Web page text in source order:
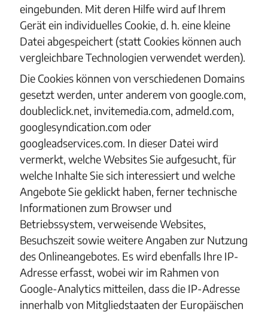
eingebunden. Mit deren Hilfe wird auf Ihrem
Gerät ein individuelles Cookie, d. h. eine kleine
Datei abgespeichert (statt Cookies können auch
vergleichbare Technologien verwendet werden).
Die Cookies können von verschiedenen Domains
gesetzt werden, unter anderem von google.com,
doubleclick.net, invitemedia.com, admeld.com,
googlesyndication.com oder
googleadservices.com. In dieser Datei wird
vermerkt, welche Websites Sie aufgesucht, für
welche Inhalte Sie sich interessiert und welche
Angebote Sie geklickt haben, ferner technische
Informationen zum Browser und
Betriebssystem, verweisende Websites,
Besuchszeit sowie weitere Angaben zur Nutzung
des Onlineangebotes. Es wird ebenfalls Ihre IP-
Adresse erfasst, wobei wir im Rahmen von
Google-Analytics mitteilen, dass die IP-Adresse
innerhalb von Mitgliedstaaten der Europäischen